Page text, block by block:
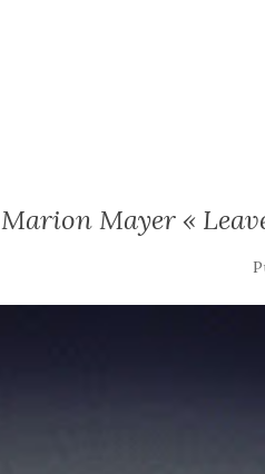
Marion Mayer «